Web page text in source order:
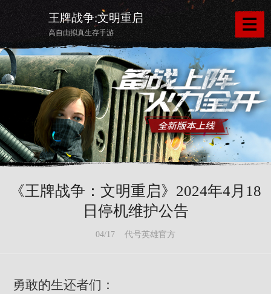
王牌战争:文明重启
高自由拟真生存手游
《王牌战争：文明重启》2024年4月18
日停机维护公告
04/17 代号英雄官方
勇敢的生还者们：